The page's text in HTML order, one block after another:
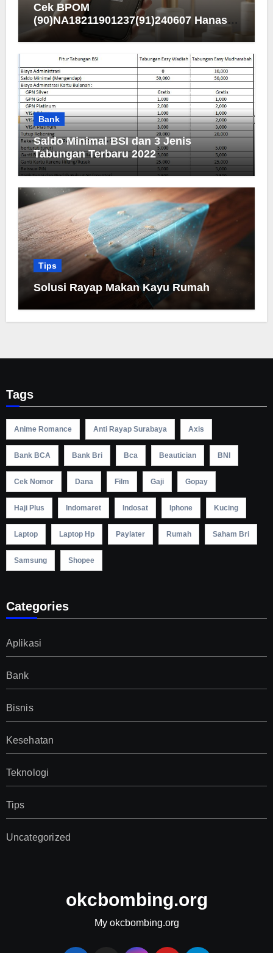
Cek BPOM
(90)NA18211901237(91)240607 Hanasui
Men Bright Active Serum
Bank
Saldo Minimal BSI dan 3 Jenis
Tabungan Terbaru 2022
Tips
Solusi Rayap Makan Kayu Rumah
Tags
Anime Romance Anti Rayap Surabaya Axis
Bank BCA Bank Bri Bca Beautician BNI
Cek Nomor Dana Film Gaji Gopay
Haji Plus Indomaret Indosat Iphone Kucing
Laptop Laptop Hp Paylater Rumah Saham Bri
Samsung Shopee
Categories
Aplikasi
Bank
Bisnis
Kesehatan
Teknologi
Tips
Uncategorized
okcbombing.org
My okcbombing.org